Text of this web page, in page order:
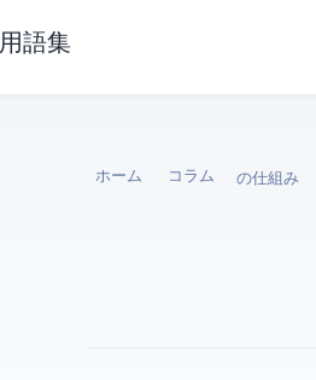
用語集
ホーム コラム Git mergeの仕組み